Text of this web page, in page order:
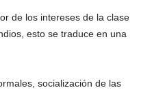
de los intereses de la clase
esto se traduce en una
socialización de las